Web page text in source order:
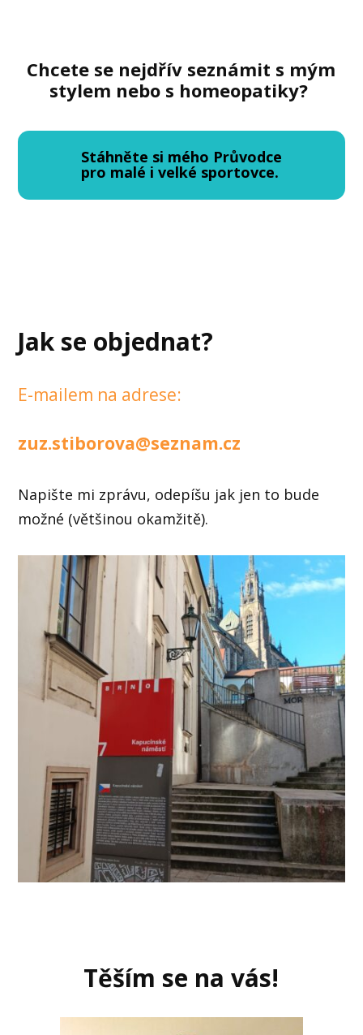
Chcete se nejdřív seznámit s mým
stylem nebo s homeopatiky?
Stáhněte si mého Průvodce
pro malé i velké sportovce.
Jak se objednat?
E-mailem na adrese:
zuz.stiborova@seznam.cz
Napište mi zprávu, odepíšu jak jen to bude
možné (většinou okamžitě).
Těším se na vás!